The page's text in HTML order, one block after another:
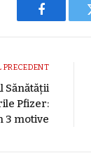
Facebook
Sănătății
Pfizer:
3 motive